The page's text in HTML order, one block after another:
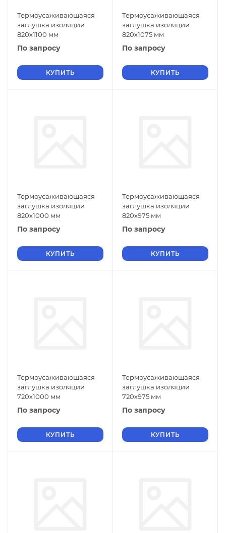
Термоусаживающаяся
заглушка изоляции
820х1100 мм
По запросу
КУПИТЬ
Термоусаживающаяся
заглушка изоляции
820х1075 мм
По запросу
КУПИТЬ
Термоусаживающаяся
заглушка изоляции
820х1000 мм
По запросу
КУПИТЬ
Термоусаживающаяся
заглушка изоляции
820х975 мм
По запросу
КУПИТЬ
Термоусаживающаяся
заглушка изоляции
720х1000 мм
По запросу
КУПИТЬ
Термоусаживающаяся
заглушка изоляции
720х975 мм
По запросу
КУПИТЬ